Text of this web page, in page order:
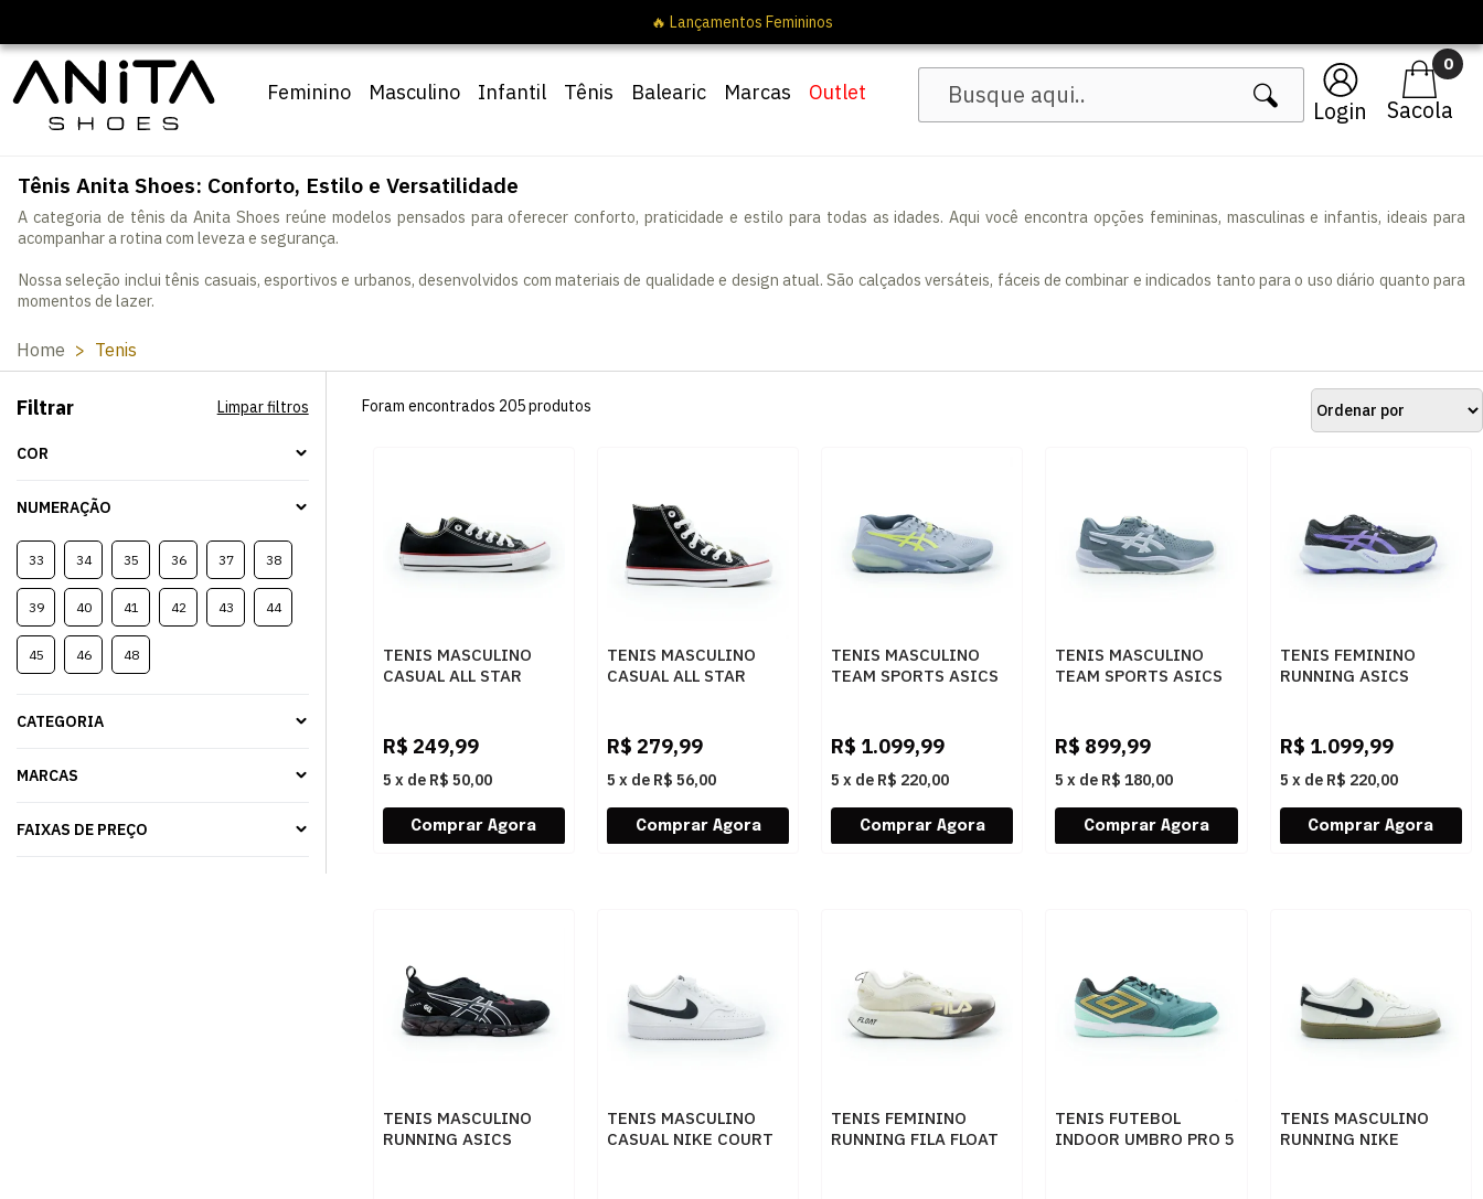
Login
0
Feminino Masculino Infantil Tênis Balearic Marcas Outlet
Tênis Anita Shoes: Conforto, Estilo e Versatilidade
A categoria de tênis da Anita Shoes reúne modelos pensados para oferecer conforto, praticidade e estilo para todas as idades. Aqui você encontra opções femininas, masculinas e infantis, ideais para
acompanhar a rotina com leveza e segurança.
Nossa seleção inclui tênis casuais, esportivos e urbanos, desenvolvidos com materiais de qualidade e design atual. São calçados versáteis, fáceis de combinar e indicados tanto para o uso diário quanto para
momentos de lazer.
Home Tenis
Filtrar Limpar filtros
COR
NUMERAÇÃO
33 34 35 36 37 38
39 40 41 42 43 44
45 46 48
CATEGORIA
MARCAS
FAIXAS DE PREÇO
Foram encontrados 205produtos
TENIS MASCULINO
CASUAL ALL STAR
R$ 249,99
5 x de R$ 50,00
TENIS MASCULINO
CASUAL ALL STAR
R$ 279,99
5 x de R$ 56,00
TENIS MASCULINO
TEAM SPORTS ASICS
R$ 1.099,99
5 x de R$ 220,00
TENIS MASCULINO
TEAM SPORTS ASICS
R$ 899,99
5 x de R$ 180,00
TENIS FEMININO
RUNNING ASICS
R$ 1.099,99
5 x de R$ 220,00
TENIS MASCULINO
RUNNING ASICS
TENIS MASCULINO
CASUAL NIKE COURT
TENIS FEMININO
RUNNING FILA FLOAT
TENIS FUTEBOL
INDOOR UMBRO PRO 5
TENIS MASCULINO
RUNNING NIKE